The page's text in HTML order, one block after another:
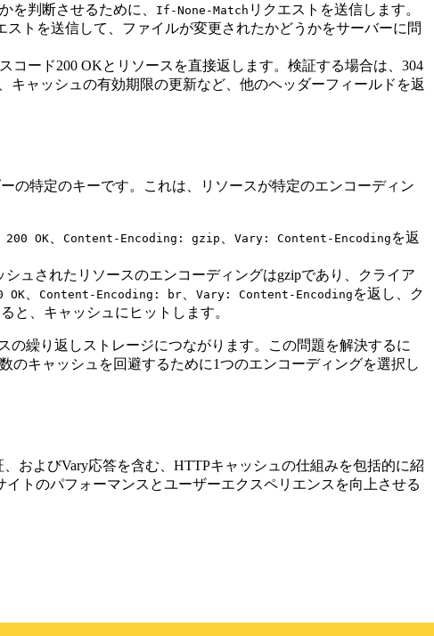
を判断させるために、
If-None-Match リクエストを送信します。
ストを送信して、ファイルが変更されたかどうかをサーバーに問
ード200 OKとリソースを直接返します。検証する場合は、304
ャッシュの有効期限の更新など、他のヘッダーフィールドを返
の特定のキーです。これは、リソースが特定のエンコーディン
200 OK Content-Encoding: gzip Vary: Content-Encoding を返
ュされたリソースのエンコーディングはgzipであり、クライア
OK Content-Encoding: br Vary: Content-Encoding を返し、ク
と、キャッシュにヒットします。
繰り返しストレージにつながります。この問題を解決するに
キャッシュを回避するために1つのエンコーディングを選択し
およびVary応答を含む、HTTPキャッシュの仕組みを包括的に紹
トのパフォーマンスとユーザーエクスペリエンスを向上させる